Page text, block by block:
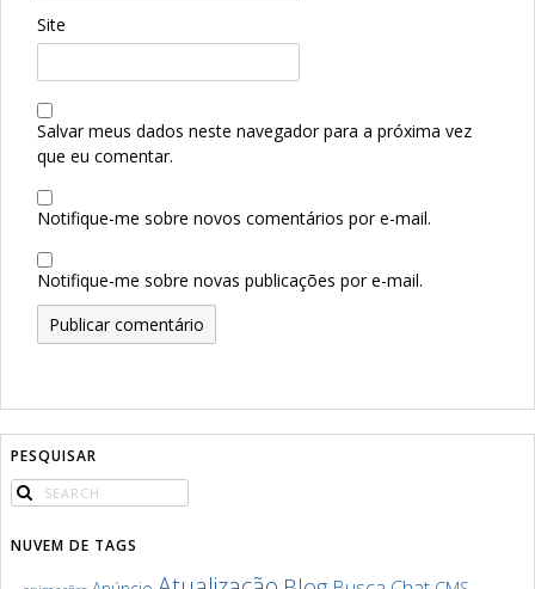
Site
Salvar meus dados neste navegador para a próxima vez
que eu comentar.
Notifique-me sobre novos comentários por e-mail.
Notifique-me sobre novas publicações por e-mail.
PESQUISAR
NUVEM DE TAGS